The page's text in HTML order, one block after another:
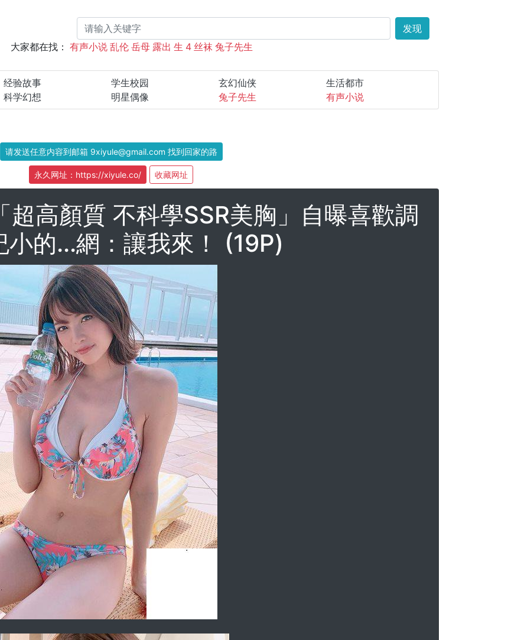
发现
大家都在找： 有声小说 乱伦 岳母 露出 生 4 丝袜 兔子先生
经验故事 学生校园 玄幻仙侠
生活都市
科学幻想 明星偶像 兔子先生 有声小说
请发送任意内容到邮箱 9xiyule@gmail.com 找到回家的路
永久网址：https://xiyule.co/ 收藏网址
超高顏質 不科學SSR美胸」自曝喜歡調
小的...網：讓我來！ (19P)